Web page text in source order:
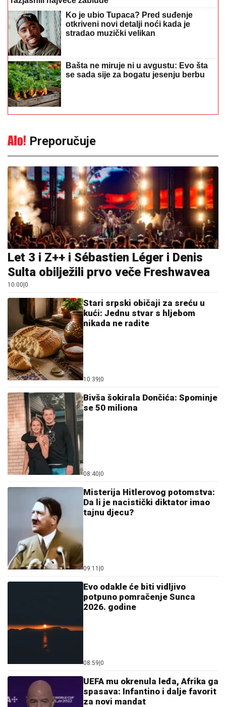
Ko je ubio Tupaca? Pred suđenje
otkriveni novi detalji noći kada je
stradao muzički velikan
Bašta ne miruje ni u avgustu: Evo šta
se sada sije za bogatu jesenju berbu
Preporučuje
Let 3 i Z++ i Sébastien Léger i Denis
Sulta obilježili prvo veče Freshwavea
10:00|0
Stari srpski običaji za sreću u
kući: Jednu stvar s hljebom
nikada ne radite
10:39|0
Bivša šokirala Dončića: Spominje
se 50 miliona
08:40|0
Misterija Hitlerovog potomstva:
Da li je nacistički diktator imao
tajnu djecu?
09:11 |0
Evo odakle će biti vidljivo
potpuno pomračenje Sunca
2026. godine
08:59|0
UEFA mu okrenula leđa, Afrika ga
spasava: Infantino i dalje favorit
za novi mandat